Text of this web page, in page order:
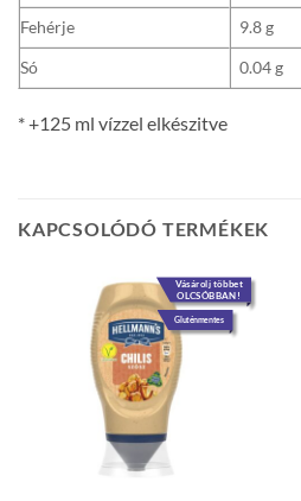
Fehérje
9.8 g
Só
0.04 g
* +125 ml vízzel elkészitve
KAPCSOLÓDÓ TERMÉKEK
Vásárolj többet
OLCSÓBBAN!
Gluténmentes